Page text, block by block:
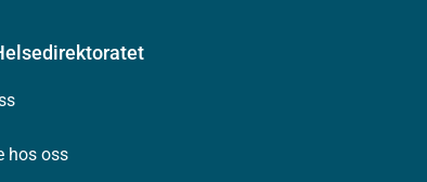
hos oss